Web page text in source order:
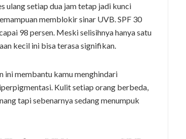
ulang setiap dua jam tetap jadi kunci
memblokir sinar UVB. SPF 30
98 persen. Meski selisihnya hanya satu
kecil ini bisa terasa signifikan.
ini membantu kamu menghindari
Kulit setiap orang berbeda,
tapi sebenarnya sedang menumpuk